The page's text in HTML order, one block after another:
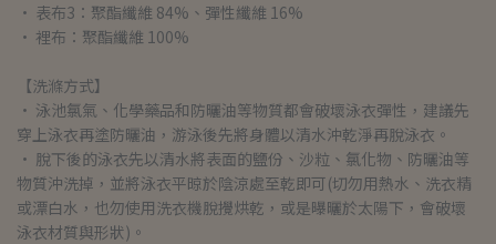
• 表布3：聚酯纖維 84%、彈性纖維 16%
• 裡布：聚酯纖維 100%
【洗滌方式】
• 泳池氯氣、化學藥品和防曬油等物質都會破壞泳衣彈性，建議先
穿上泳衣再塗防曬油，游泳後先將身體以清水沖乾淨再脫泳衣。
• 脫下後的泳衣先以清水將表面的鹽份、沙粒、氯化物、防曬油等
物質沖洗掉，並將泳衣平晾於陰涼處至乾即可(切勿用熱水、洗衣精
或漂白水，也勿使用洗衣機脫攪烘乾，或是曝曬於太陽下，會破壞
泳衣材質與形狀)。